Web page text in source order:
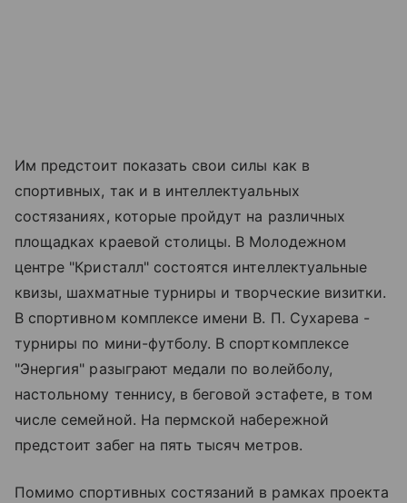
Им предстоит показать свои силы как в
спортивных, так и в интеллектуальных
состязаниях, которые пройдут на различных
площадках краевой столицы. В Молодежном
центре "Кристалл" состоятся интеллектуальные
квизы, шахматные турниры и творческие визитки.
В спортивном комплексе имени В. П. Сухарева -
турниры по мини-футболу. В спорткомплексе
"Энергия" разыграют медали по волейболу,
настольному теннису, в беговой эстафете, в том
числе семейной. На пермской набережной
предстоит забег на пять тысяч метров.
Помимо спортивных состязаний в рамках проекта